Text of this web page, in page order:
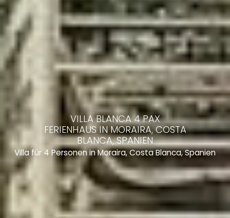
VILLA BLANCA 4 PAX
FERIENHAUS IN MORAIRA, COSTA
BLANCA, SPANIEN
Villa für 4 Personen in Moraira, Costa Blanca, Spanien